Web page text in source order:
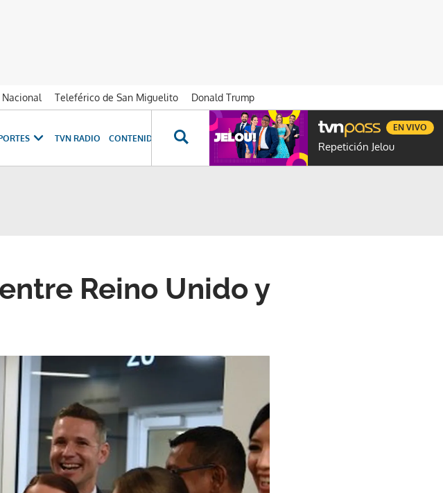
Teleférico de San Miguelito
Donald Trump
TVN RADIO CONTENIDOS ESPECIALES NOVELAS PROGRAMAS GENTE TVN
Repetición Jelou
EN VIVO
Reino Unido y